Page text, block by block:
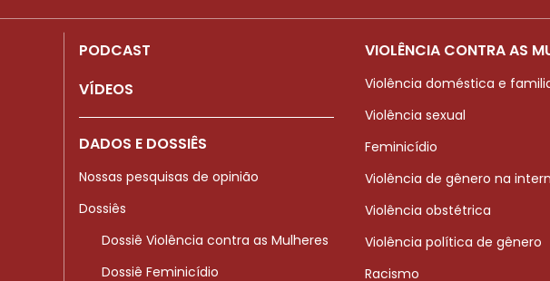
PODCAST
VÍDEOS
DADOS E DOSSIÊS
Nossas pesquisas de opinião
Dossiês
Dossiê Violência contra as Mulheres
Dossiê Feminicídio
VIOLÊNCIA CONTRA AS
Violência doméstica e
Violência sexual
Feminicídio
Violência de gênero na
Violência obstétrica
Violência política de gênero
Racismo